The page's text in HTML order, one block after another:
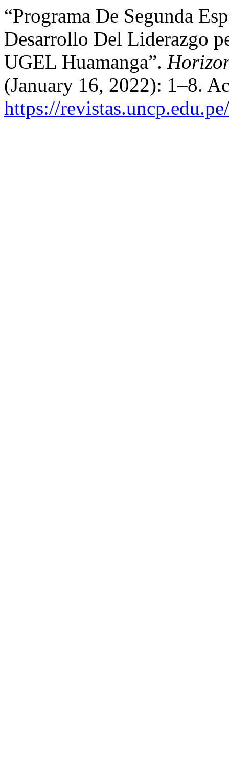
“Programa De Segunda
Desarrollo Del Liderazgo
UGEL Huamanga”.
(January 16, 2022): 1–8.
https://